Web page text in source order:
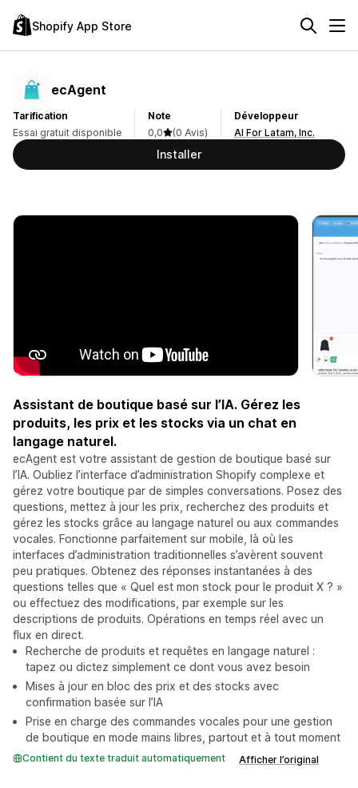
Shopify App Store
ecAgent
Tarification
Essai gratuit disponible
Note
0,0
(0 Avis)
Développeur
AI For Latam, Inc.
Installer
Assistant de boutique basé sur l’IA. Gérez les
produits, les prix et les stocks via un chat en
langage naturel.
ecAgent est votre assistant de gestion de boutique basé sur
l’IA. Oubliez l’interface d’administration Shopify complexe et
gérez votre boutique par de simples conversations. Posez des
questions, mettez à jour les prix, recherchez des produits et
gérez les stocks grâce au langage naturel ou aux commandes
vocales. Fonctionne parfaitement sur mobile, là où les
interfaces d’administration traditionnelles s’avèrent souvent
peu pratiques. Obtenez des réponses instantanées à des
questions telles que « Quel est mon stock pour le produit X ? »
ou effectuez des modifications, par exemple sur les
descriptions de produits. Opérations en temps réel avec un
flux en direct.
Recherche de produits et requêtes en langage naturel :
tapez ou dictez simplement ce dont vous avez besoin
Mises à jour en bloc des prix et des stocks avec
confirmation basée sur l’IA
Prise en charge des commandes vocales pour une gestion
de boutique en mode mains libres, partout et à tout moment
Contient du texte traduit automatiquement Afficher l’original